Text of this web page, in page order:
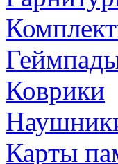
Коврики
Карты